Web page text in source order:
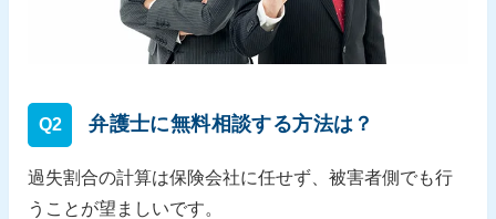
Q2 弁護士に無料相談する方法は？
過失割合の計算は保険会社に任せず、被害者側でも行
うことが望ましいです。